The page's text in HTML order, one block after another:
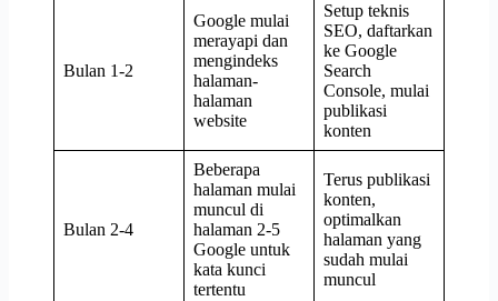
Bulan 1-2
Google mulai
merayapi dan
mengindeks
halaman-
halaman
website
Setup teknis
SEO, daftarkan
ke Google
Search
Console, mulai
publikasi
konten
Bulan 2-4
Beberapa
halaman mulai
muncul di
halaman 2-5
Google untuk
kata kunci
tertentu
Terus publikasi
konten,
optimalkan
halaman yang
sudah mulai
muncul